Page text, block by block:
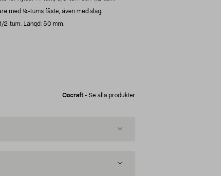
med ¼-tums fäste, även med slag.
tum. Längd: 50 mm.
Cocraft - Se alla produkter